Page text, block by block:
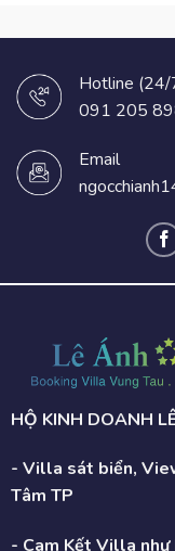
Hotline (24/
091 205
Email
HỘ KINH DOANH
- Villa sát biển,
Tâm TP
- Cam Kết Villa như